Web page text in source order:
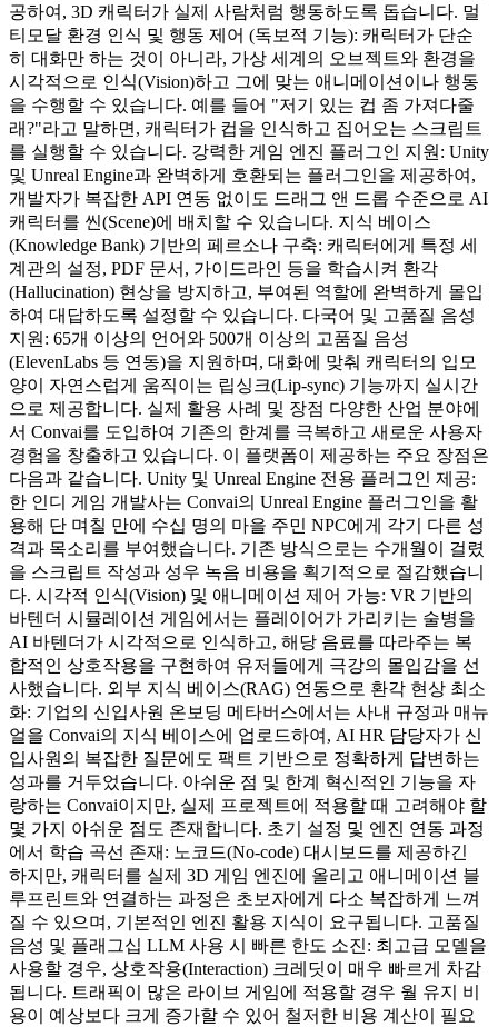
공하여, 3D 캐릭터가 실제 사람처럼 행동하도록 돕습니다. 멀
티모달 환경 인식 및 행동 제어 (독보적 기능): 캐릭터가 단순
히 대화만 하는 것이 아니라, 가상 세계의 오브젝트와 환경을
시각적으로 인식(Vision)하고 그에 맞는 애니메이션이나 행동
을 수행할 수 있습니다. 예를 들어 "저기 있는 컵 좀 가져다줄
래?"라고 말하면, 캐릭터가 컵을 인식하고 집어오는 스크립트
를 실행할 수 있습니다. 강력한 게임 엔진 플러그인 지원: Unity
및 Unreal Engine과 완벽하게 호환되는 플러그인을 제공하여,
개발자가 복잡한 API 연동 없이도 드래그 앤 드롭 수준으로 AI
캐릭터를 씬(Scene)에 배치할 수 있습니다. 지식 베이스
(Knowledge Bank) 기반의 페르소나 구축: 캐릭터에게 특정 세
계관의 설정, PDF 문서, 가이드라인 등을 학습시켜 환각
(Hallucination) 현상을 방지하고, 부여된 역할에 완벽하게 몰입
하여 대답하도록 설정할 수 있습니다. 다국어 및 고품질 음성
지원: 65개 이상의 언어와 500개 이상의 고품질 음성
(ElevenLabs 등 연동)을 지원하며, 대화에 맞춰 캐릭터의 입모
양이 자연스럽게 움직이는 립싱크(Lip-sync) 기능까지 실시간
으로 제공합니다. 실제 활용 사례 및 장점 다양한 산업 분야에
서 Convai를 도입하여 기존의 한계를 극복하고 새로운 사용자
경험을 창출하고 있습니다. 이 플랫폼이 제공하는 주요 장점은
다음과 같습니다. Unity 및 Unreal Engine 전용 플러그인 제공:
한 인디 게임 개발사는 Convai의 Unreal Engine 플러그인을 활
용해 단 며칠 만에 수십 명의 마을 주민 NPC에게 각기 다른 성
격과 목소리를 부여했습니다. 기존 방식으로는 수개월이 걸렸
을 스크립트 작성과 성우 녹음 비용을 획기적으로 절감했습니
다. 시각적 인식(Vision) 및 애니메이션 제어 가능: VR 기반의
바텐더 시뮬레이션 게임에서는 플레이어가 가리키는 술병을
AI 바텐더가 시각적으로 인식하고, 해당 음료를 따라주는 복
합적인 상호작용을 구현하여 유저들에게 극강의 몰입감을 선
사했습니다. 외부 지식 베이스(RAG) 연동으로 환각 현상 최소
화: 기업의 신입사원 온보딩 메타버스에서는 사내 규정과 매뉴
얼을 Convai의 지식 베이스에 업로드하여, AI HR 담당자가 신
입사원의 복잡한 질문에도 팩트 기반으로 정확하게 답변하는
성과를 거두었습니다. 아쉬운 점 및 한계 혁신적인 기능을 자
랑하는 Convai이지만, 실제 프로젝트에 적용할 때 고려해야 할
몇 가지 아쉬운 점도 존재합니다. 초기 설정 및 엔진 연동 과정
에서 학습 곡선 존재: 노코드(No-code) 대시보드를 제공하긴
하지만, 캐릭터를 실제 3D 게임 엔진에 올리고 애니메이션 블
루프린트와 연결하는 과정은 초보자에게 다소 복잡하게 느껴
질 수 있으며, 기본적인 엔진 활용 지식이 요구됩니다. 고품질
음성 및 플래그십 LLM 사용 시 빠른 한도 소진: 최고급 모델을
사용할 경우, 상호작용(Interaction) 크레딧이 매우 빠르게 차감
됩니다. 트래픽이 많은 라이브 게임에 적용할 경우 월 유지 비
용이 예상보다 크게 증가할 수 있어 철저한 비용 계산이 필요